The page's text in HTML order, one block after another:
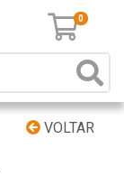
0
VOLTAR